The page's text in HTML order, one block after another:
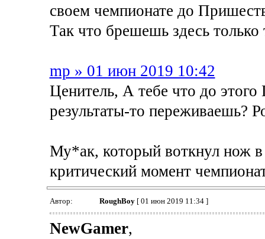
своем чемпионате до
Так что брешешь здесь
mp » 01 июн 2019 10:42
Ценитель, А тебе что до этого
результаты-то переживаешь?
Му*ак, который воткнул нож
критический момент
Автор: RoughBoy[ 01 июн 2019 11:34 ]
NewGamer,